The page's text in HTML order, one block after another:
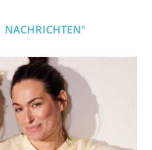
NACHRICHTEN"